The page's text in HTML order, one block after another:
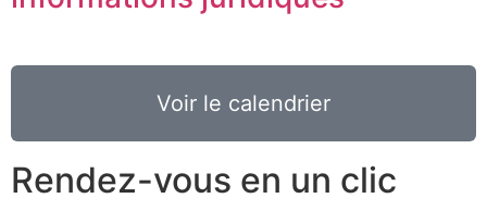
Voir le calendrier
Rendez-vous en un clic